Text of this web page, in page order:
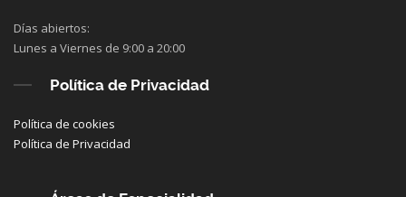
Días abiertos:
Lunes a Viernes de 9:00 a 20:00
Política de Privacidad
Política de cookies
Política de Privacidad